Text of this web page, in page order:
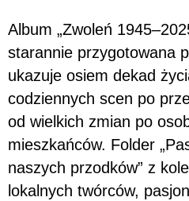
Album „Zwoleń
starannie przygotowana
ukazuje osiem dekad
codziennych scen po
od wielkich zmian po
mieszkańców. Folder
naszych przodków” z
lokalnych twórców,